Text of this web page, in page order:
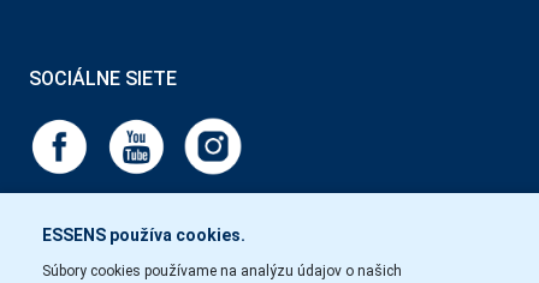
ESSENS používa cookies.
Súbory cookies používame na analýzu údajov o našich
SOCIÁLNE SIETE